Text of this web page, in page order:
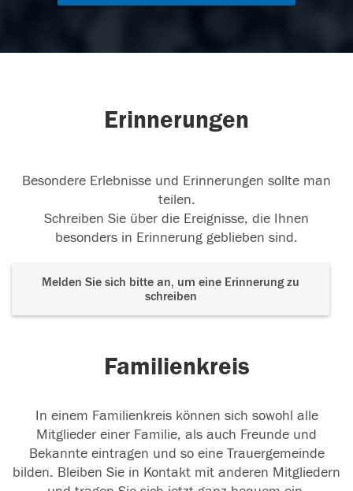
Erinnerungen
Besondere Erlebnisse und Erinnerungen sollte man
teilen.
Schreiben Sie über die Ereignisse, die Ihnen
besonders in Erinnerung geblieben sind.
Melden Sie sich bitte an, um eine Erinnerung zu
schreiben
Familienkreis
In einem Familienkreis können sich sowohl alle
Mitglieder einer Familie, als auch Freunde und
Bekannte eintragen und so eine Trauergemeinde
bilden. Bleiben Sie in Kontakt mit anderen Mitgliedern